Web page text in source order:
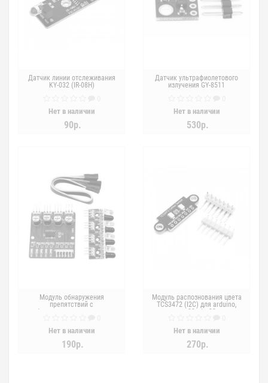
Датчик линии отслеживания
KY-032 (IR-08H)
Нет в наличии
90р.
Датчик ультрафиолетового
излучения GY-8511
Нет в наличии
530р.
Модуль обнаружения
препятствий с
инфракрасными датчиками
Нет в наличии
190р.
Модуль распознования цвета
TCS3472 (I2C) для arduino,
esp32, stm32
Нет в наличии
270р.